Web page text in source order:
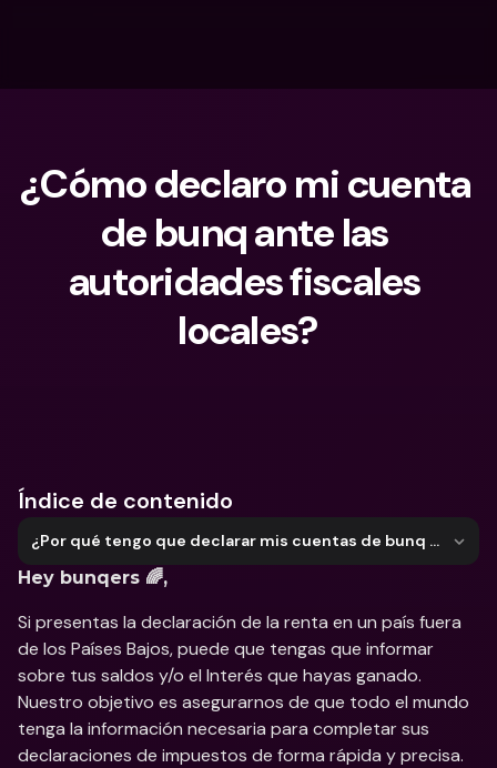
¿Cómo declaro mi cuenta
de bunq ante las
autoridades fiscales
locales?
Índice de contenido
¿Por qué tengo que declarar mis cuentas de bunq en mi declaración de la renta?
Hey bunqers 🌈,
Si presentas la declaración de la renta en un país fuera
de los Países Bajos, puede que tengas que informar
sobre tus saldos y/o el Interés que hayas ganado.
Nuestro objetivo es asegurarnos de que todo el mundo
tenga la información necesaria para completar sus
declaraciones de impuestos de forma rápida y precisa.